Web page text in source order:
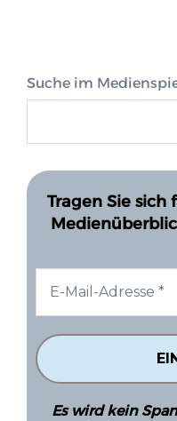
Suche im
Tragen Sie
Es wird kein